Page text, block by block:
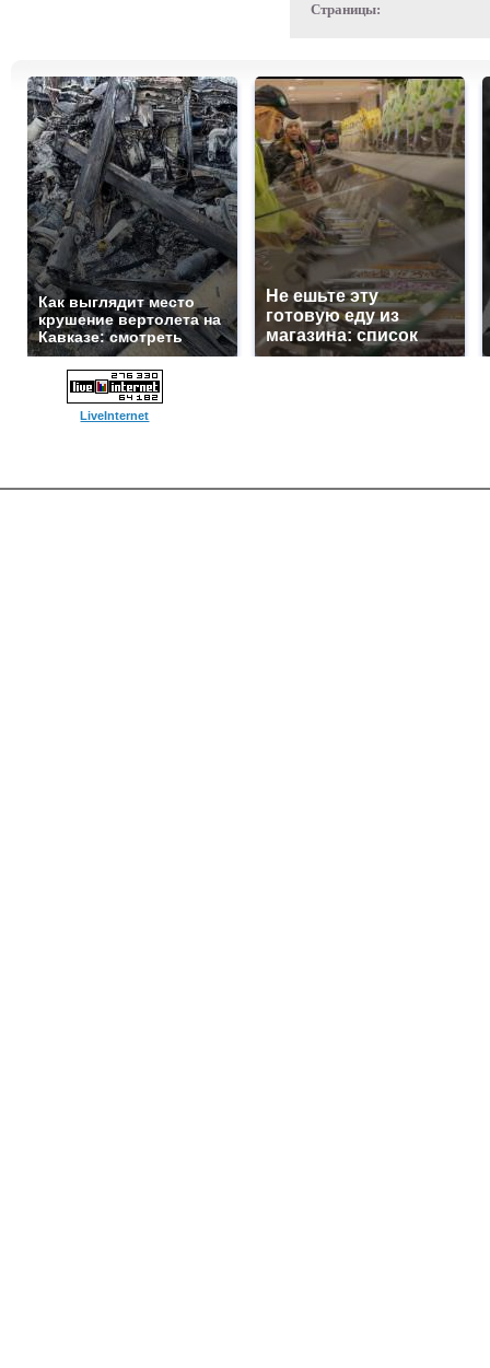
Страницы:
Как выглядит место
крушение вертолета на
Кавказе: смотреть
Не ешьте эту
готовую еду из
магазина: список
LiveInternet